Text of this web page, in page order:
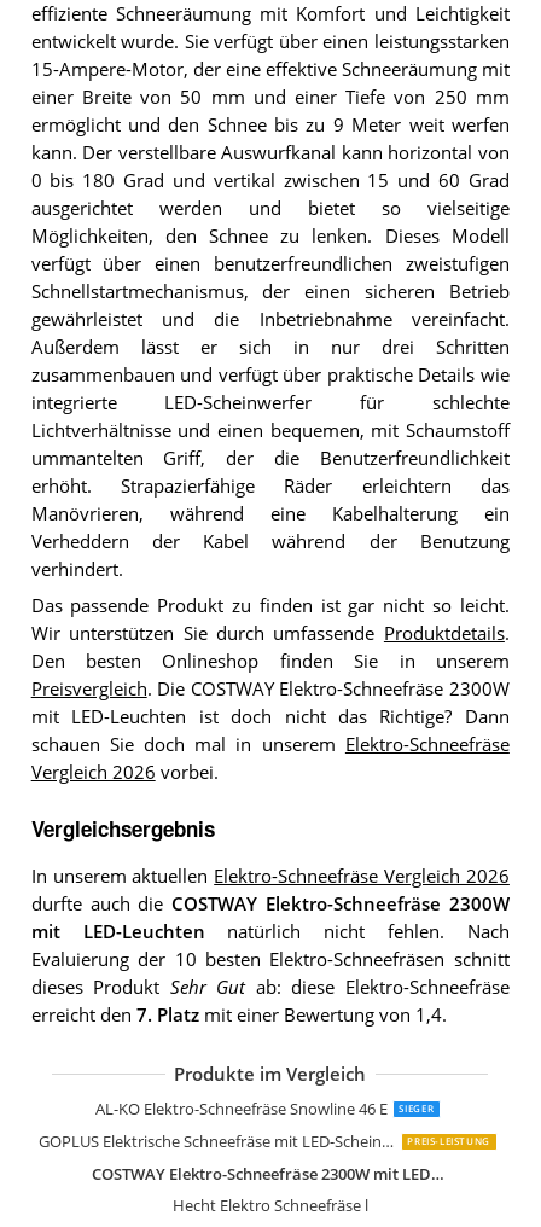
effiziente Schneeräumung mit Komfort und Leichtigkeit
entwickelt wurde. Sie verfügt über einen leistungsstarken
15-Ampere-Motor, der eine effektive Schneeräumung mit
einer Breite von 50 mm und einer Tiefe von 250 mm
ermöglicht und den Schnee bis zu 9 Meter weit werfen
kann. Der verstellbare Auswurfkanal kann horizontal von
0 bis 180 Grad und vertikal zwischen 15 und 60 Grad
ausgerichtet werden und bietet so vielseitige
Möglichkeiten, den Schnee zu lenken. Dieses Modell
verfügt über einen benutzerfreundlichen zweistufigen
Schnellstartmechanismus, der einen sicheren Betrieb
gewährleistet und die Inbetriebnahme vereinfacht.
Außerdem lässt er sich in nur drei Schritten
zusammenbauen und verfügt über praktische Details wie
integrierte LED-Scheinwerfer für schlechte
Lichtverhältnisse und einen bequemen, mit Schaumstoff
ummantelten Griff, der die Benutzerfreundlichkeit
erhöht. Strapazierfähige Räder erleichtern das
Manövrieren, während eine Kabelhalterung ein
Verheddern der Kabel während der Benutzung
verhindert.
Das passende Produkt zu finden ist gar nicht so leicht.
Wir unterstützen Sie durch umfassende Produktdetails.
Den besten Onlineshop finden Sie in unserem
Preisvergleich. Die COSTWAY Elektro-Schneefräse 2300W
mit LED-Leuchten ist doch nicht das Richtige? Dann
schauen Sie doch mal in unserem Elektro-Schneefräse
Vergleich 2026 vorbei.
Vergleichsergebnis
In unserem aktuellen Elektro-Schneefräse Vergleich 2026
durfte auch die COSTWAY Elektro-Schneefräse 2300W
mit LED-Leuchten natürlich nicht fehlen. Nach
Evaluierung der 10 besten Elektro-Schneefräsen schnitt
dieses Produkt Sehr Gutab: diese Elektro-Schneefräse
erreicht den 7. Platzmit einer Bewertung von 1,4.
Produkte im Vergleich
AL-KO Elektro-Schneefräse Snowline 46 E SIEGER
GOPLUS Elektrische Schneefräse mit LED-Scheinwerfern PREIS-LEISTUNG
COSTWAY Elektro-Schneefräse 2300W mit LED-Leuchten
Hecht Elektro Schneefräse l
GYMAX Elektro Schneefräse mit 2
Vigor snowy-26 Schneefräse